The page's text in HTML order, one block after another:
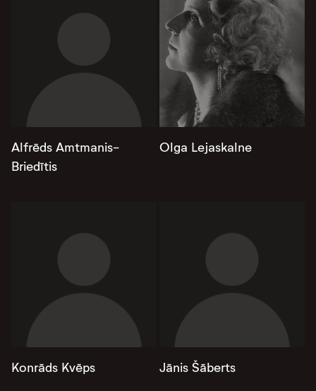
Alfrēds Amtmanis-
Briedītis
Olga Lejaskalne
Konrāds Kvēps Jānis Šāberts